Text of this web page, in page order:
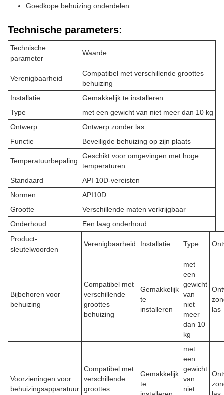
Goedkope behuizing onderdelen
Technische parameters:
Technische
parameter
Waarde
Verenigbaarheid
Compatibel met verschillende groottes
behuizing
Installatie
Gemakkelijk te installeren
Type
met een gewicht van niet meer dan 10 kg
Ontwerp
Ontwerp zonder las
Functie
Beveiligde behuizing op zijn plaats
Temperatuurbepaling
Geschikt voor omgevingen met hoge
temperaturen
Standaard
API 10D-vereisten
Normen
API10D
Grootte
Verschillende maten verkrijgbaar
Onderhoud
Een laag onderhoud
Product-
sleutelwoorden
Verenigbaarheid Installatie Type
Bijbehoren voor
behuizing
Compatibel met
verschillende
groottes
behuizing
Gemakkelijk
te
installeren
met
een
gewicht
van
niet
meer
dan 10
kg
las
Voorzieningen voor
behuizingsapparatuur
Compatibel met
verschillende
groottes
Gemakkelijk
te
met
een
gewicht
van
niet